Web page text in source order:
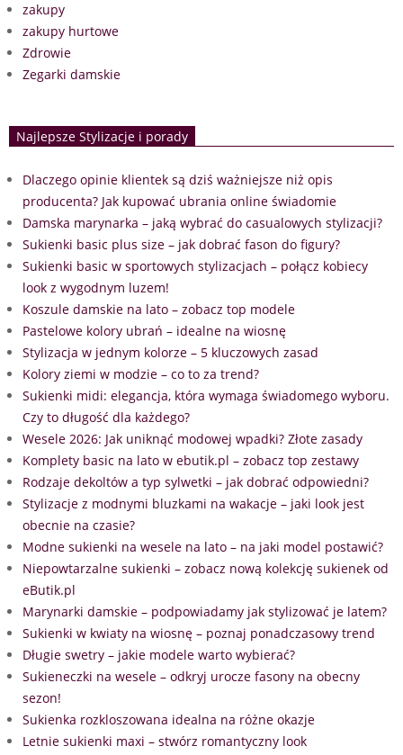
zakupy
zakupy hurtowe
Zdrowie
Zegarki damskie
Najlepsze Stylizacje i porady
Dlaczego opinie klientek są dziś ważniejsze niż opis
producenta? Jak kupować ubrania online świadomie
Damska marynarka – jaką wybrać do casualowych stylizacji?
Sukienki basic plus size – jak dobrać fason do figury?
Sukienki basic w sportowych stylizacjach – połącz kobiecy
look z wygodnym luzem!
Koszule damskie na lato – zobacz top modele
Pastelowe kolory ubrań – idealne na wiosnę
Stylizacja w jednym kolorze – 5 kluczowych zasad
Kolory ziemi w modzie – co to za trend?
Sukienki midi: elegancja, która wymaga świadomego wyboru.
Czy to długość dla każdego?
Wesele 2026: Jak uniknąć modowej wpadki? Złote zasady
Komplety basic na lato w ebutik.pl – zobacz top zestawy
Rodzaje dekoltów a typ sylwetki – jak dobrać odpowiedni?
Stylizacje z modnymi bluzkami na wakacje – jaki look jest
obecnie na czasie?
Modne sukienki na wesele na lato – na jaki model postawić?
Niepowtarzalne sukienki – zobacz nową kolekcję sukienek od
eButik.pl
Marynarki damskie – podpowiadamy jak stylizować je latem?
Sukienki w kwiaty na wiosnę – poznaj ponadczasowy trend
Długie swetry – jakie modele warto wybierać?
Sukieneczki na wesele – odkryj urocze fasony na obecny
sezon!
Sukienka rozkloszowana idealna na różne okazje
Letnie sukienki maxi – stwórz romantyczny look